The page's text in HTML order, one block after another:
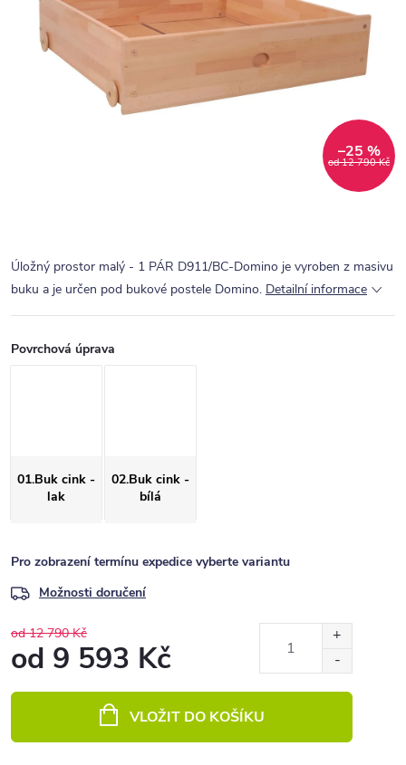
od 12 790 Kč
–25 %
Úložný prostor malý - 1 PÁR D911/BC-Domino je vyroben z masivu
buku a je určen pod bukové postele Domino. Detailní informace
Povrchová úprava
01.Buk cink -
lak
02.Buk cink -
bílá
Pro zobrazení termínu expedice vyberte variantu
Možnosti doručení
od 12 790 Kč
od 9 593 Kč
VLOŽIT DO KOŠÍKU